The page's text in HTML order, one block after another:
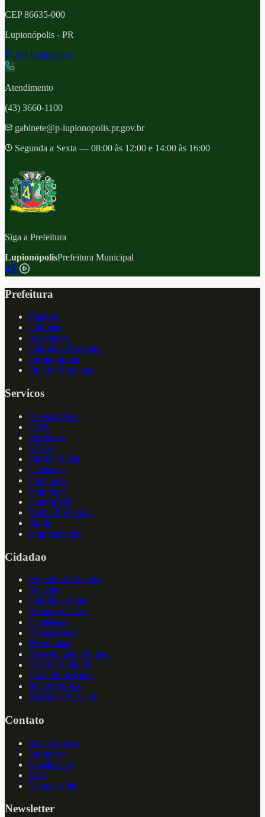
CEP86635-000
Lupionópolis - PR
Ver localizacao
Atendimento
(43) 3660-1100
gabinete@p-lupionopolis.pr.gov.br
Segunda a Sexta — 08:00 às 12:00 e 14:00 às 16:00
Siga a Prefeitura
LupionópolisPrefeitura Municipal
f
Prefeitura
Historia
Gabinete
Secretarias
Galeria de Prefeitos
Organograma
Quadro Funcional
Servicos
Transparencia
e-SIC
Ouvidoria
NFS-e
Diario Oficial
Licitacoes
Concursos
Empregos
Central 156
Minha Prefeitura
Saude
Empreendedor
Cidadao
Agenda de Eventos
Noticias
Galeria de Fotos
Turismo e Lazer
Legislacao
Transparencia
Privacidade
Acessibilidade Digital
Governo Digital
Carta de Servicos
Painel Publico
Busca de Servicos
Contato
Fale Conosco
Ouvidoria
Localizacao
FAQ
Mapa do Site
Newsletter